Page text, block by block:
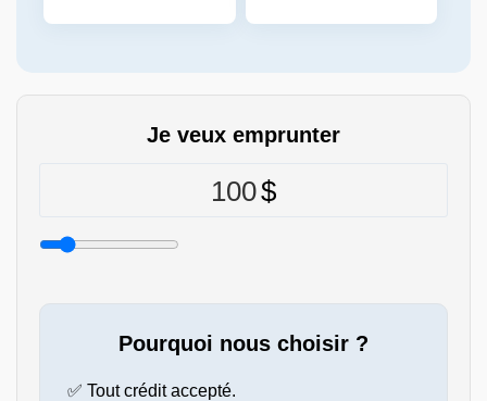
Je veux emprunter
100$
Pourquoi nous choisir ?
✅ Tout crédit accepté.